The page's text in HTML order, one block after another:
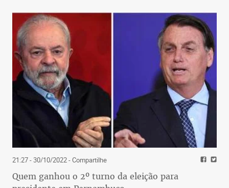
21:27 - 30/10/2022- Compartilhe
Quem ganhou o 2º turno da eleição para